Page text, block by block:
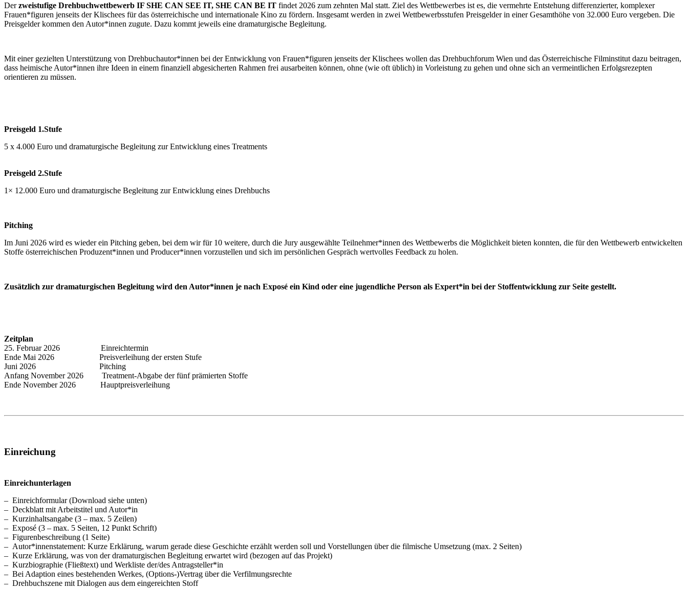
Derzweistufige Drehbuchwettbewerb IF SHE CAN SEE IT, SHE CAN BE IT findet 2026 zum zehnten Mal statt. Ziel des Wettbewerbes ist es, die vermehrte Entstehung differenzierter, komplexer
Frauen*figuren jenseits der Klischees für das österreichische und internationale Kino zu fördern. Insgesamt werden in zwei Wettbewerbsstufen Preisgelder in einer Gesamthöhe von 32.000 Euro vergeben. Die
Preisgelder kommen den Autor*innen zugute. Dazu kommt jeweils eine dramaturgische Begleitung.
Mit einer gezielten Unterstützung von Drehbuchautor*innen bei der Entwicklung von Frauen*figuren jenseits der Klischees wollen das Drehbuchforum Wien und das Österreichische Filminstitut dazu beitragen,
dass heimische Autor*innen ihre Ideen in einem finanziell abgesicherten Rahmen frei ausarbeiten können, ohne (wie oft üblich) in Vorleistung zu gehen und ohne sich an vermeintlichen Erfolgsrezepten
orientieren zu müssen.
Preisgeld 1.Stufe
5 x 4.000 Euro und dramaturgische Begleitung zur Entwicklung eines Treatments
Preisgeld 2.Stufe
1× 12.000 Euro und dramaturgische Begleitung zur Entwicklung eines Drehbuchs
Pitching
Im Juni 2026 wird es wieder ein Pitching geben, bei dem wir für 10 weitere, durch die Jury ausgewählte Teilnehmer*innen des Wettbewerbs die Möglichkeit bieten konnten, die für den Wettbewerb entwickelten
Stoffe österreichischen Produzent*innen und Producer*innen vorzustellen und sich im persönlichen Gespräch wertvolles Feedback zu holen.
Zusätzlich zur dramaturgischen Begleitung wird den Autor*innen je nach Exposé ein Kind oder eine jugendliche Person als Expert*in bei der Stoffentwicklung zur Seite gestellt.
Zeitplan
25. Februar 2026 Einreichtermin
Ende Mai 2026 Preisverleihung der ersten Stufe
Juni 2026 Pitching
Anfang November 2026 Treatment-Abgabe der fünf prämierten Stoffe
Ende November 2026 Hauptpreisverleihung
Einreichung
Einreichunterlagen
– Einreichformular (Download siehe unten)
– Deckblatt mit Arbeitstitel und Autor*in
– Kurzinhaltsangabe (3 – max. 5 Zeilen)
– Exposé (3 – max. 5 Seiten, 12 Punkt Schrift)
– Figurenbeschreibung (1 Seite)
– Autor*innenstatement: Kurze Erklärung, warum gerade diese Geschichte erzählt werden soll und Vorstellungen über die filmische Umsetzung (max. 2 Seiten)
– Kurze Erklärung, was von der dramaturgischen Begleitung erwartet wird (bezogen auf das Projekt)
– Kurzbiographie (Fließtext) und Werkliste der/des Antragsteller*in
– Bei Adaption eines bestehenden Werkes, (Options-)Vertrag über die Verfilmungsrechte
– Drehbuchszene mit Dialogen aus dem eingereichten Stoff